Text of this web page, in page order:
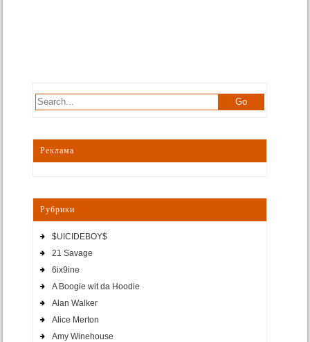
Реклама
Рубрики
$UICIDEBOY$
21 Savage
6ix9ine
A Boogie wit da Hoodie
Alan Walker
Alice Merton
Amy Winehouse